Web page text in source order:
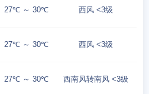
27℃ ～ 30℃ 西风 <3级
27℃ ～ 30℃ 西风 <3级
27℃ ～ 30℃ 西南风转南风 <3级